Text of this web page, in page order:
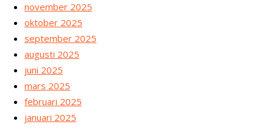
november 2025
oktober 2025
september 2025
augusti 2025
juni 2025
mars 2025
februari 2025
januari 2025